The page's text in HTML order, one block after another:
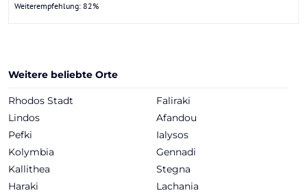
Weiterempfehlung: 82%
Weitere beliebte Orte
Rhodos Stadt
Faliraki
Lindos
Afandou
Pefki
Ialysos
Kolymbia
Gennadi
Kallithea
Stegna
Haraki
Lachania